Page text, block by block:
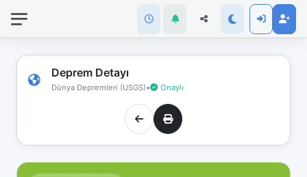
Deprem Detayı
Dünya Depremleri (USGS)• Onaylı
bağlantınız
koptu!
Çevrimdışı
moddasınız.